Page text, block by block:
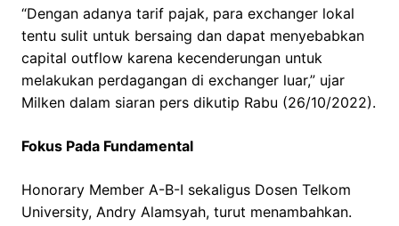
“Dengan adanya tarif pajak, para exchanger lokal
tentu sulit untuk bersaing dan dapat menyebabkan
capital outflow karena kecenderungan untuk
melakukan perdagangan di exchanger luar,” ujar
Milken dalam siaran pers dikutip Rabu (26/10/2022).
Fokus Pada Fundamental
Honorary Member A-B-I sekaligus Dosen Telkom
University, Andry Alamsyah, turut menambahkan.